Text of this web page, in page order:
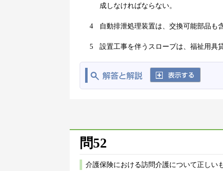
成しなければならない。
4 自動排泄処理装置は、交換可能部品も
5 設置工事を伴うスロープは、福祉用具
問52
介護保険における訪問介護について正しい